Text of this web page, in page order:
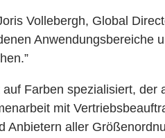
Vollebergh, Global
Anwendungsbereiche
Farben spezialisiert, der
mit
aller